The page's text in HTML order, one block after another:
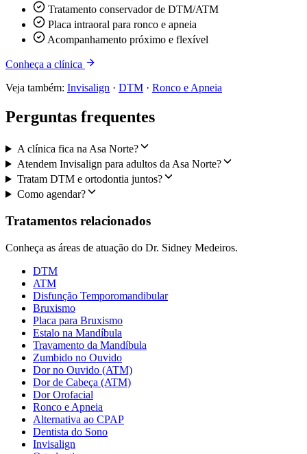
Tratamento conservador de DTM/ATM
Placa intraoral para ronco e apneia
Acompanhamento próximo e flexível
Conheça a clínica
Veja também: Invisalign · DTM · Ronco e Apneia
Perguntas frequentes
A clínica fica na Asa Norte?
Atendem Invisalign para adultos da Asa Norte?
Tratam DTM e ortodontia juntos?
Como agendar?
Tratamentos relacionados
Conheça as áreas de atuação do Dr. Sidney Medeiros.
DTM
ATM
Disfunção Temporomandibular
Bruxismo
Placa para Bruxismo
Estalo na Mandíbula
Travamento da Mandíbula
Zumbido no Ouvido
Dor no Ouvido (ATM)
Dor de Cabeça (ATM)
Dor Orofacial
Ronco e Apneia
Alternativa ao CPAP
Dentista do Sono
Invisalign